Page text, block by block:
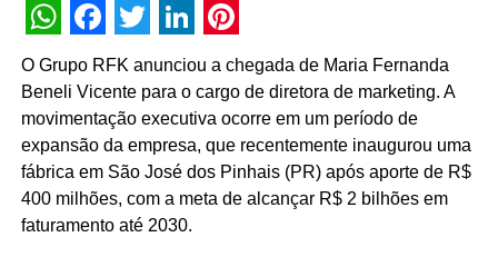
WhatsApp
Facebook
Twitter
LinkedIn
Pinterest
O Grupo RFK anunciou a chegada de Maria Fernanda
Beneli Vicente para o cargo de diretora de marketing. A
movimentação executiva ocorre em um período de
expansão da empresa, que recentemente inaugurou uma
fábrica em São José dos Pinhais (PR) após aporte de R$
400 milhões, com a meta de alcançar R$ 2 bilhões em
faturamento até 2030.